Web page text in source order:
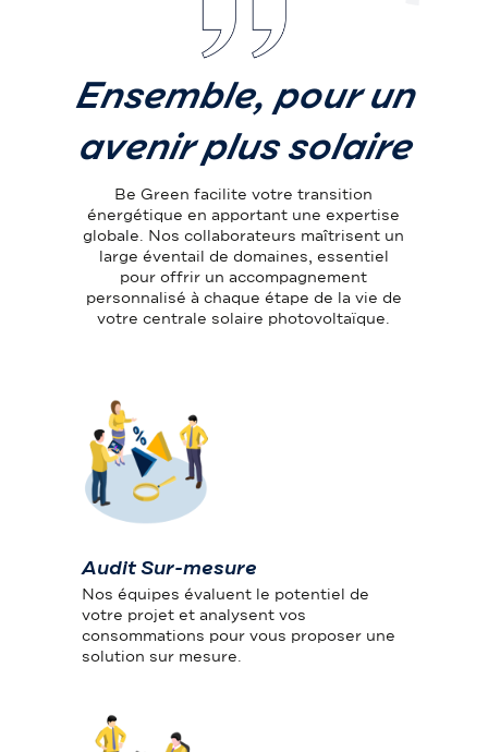
Ensemble, pour un
avenir plus solaire
Be Green facilite votre transition
énergétique en apportant une expertise
globale. Nos collaborateurs maîtrisent un
large éventail de domaines, essentiel
pour offrir un accompagnement
personnalisé à chaque étape de la vie de
votre centrale solaire photovoltaïque.
Audit Sur-mesure
Nos équipes évaluent le potentiel de
votre projet et analysent vos
consommations pour vous proposer une
solution sur mesure.